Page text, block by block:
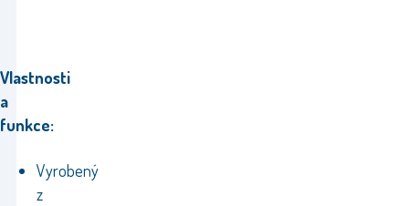
Vlastnosti
a
funkce:
Vyrobený
z